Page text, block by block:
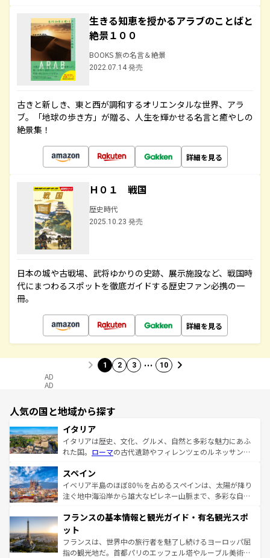
生きる知恵を授かるアラブのことばと
絶景１００
BOOKS 旅の名言＆絶景
2022.07.14 発売
古きと新しき、東と西が調和するオリエンタルな世界、アラ
ブ。「地球の歩き方」が贈る、人生を輝かせる名言と癒やしの
絶景集！
詳細を見る
Ｈ０１ 戦国
歴史時代
2025.10.23 発売
日本の城や古戦場、武将ゆかりの史跡、展示施設など、戦国時
代にまつわるスポットを徹底ガイドする歴史ファン必携の一
冊。
詳細を見る
1 2 3 … 10
AD
AD
人気の国と地域から探す
イタリア
イタリアは歴史、文化、グルメ、自然と多彩な魅力にあふ
れた国。 ローマの古代遺跡やフィレンツェのルネッサンス
ろん、トスカーナの美しい田園風景やアマルフィ海岸の絶
景など、自然景観も見逃せない。観光の合間には、本場の
ピザやパスタなど、絶品のイタリア料理を堪能することも
ませてくれるイタリアで、忘れられない旅をしてみよう！
なお、新着のイタリア情報は
しい。
スペイン
イベリア半島のほぼ80％を占めるスペインは、太陽が降り
注ぐ地中海沿岸から雄大なピレネー山脈まで、多彩な自然
文化が根付くこの国では、情熱的なフラメンコ、熱気あふ
れる闘牛、そして美味しいタパスが生活の一部となってい
る。首都マドリードの洗練された雰囲気や、バルセロナの
アートに溢れた街角から、地方では古代ローマ遺跡や中世
フランスの基本情報と観光ガイド・有名観光スポ
ット
フランスは、世界中の旅行者を魅了し続けるヨーロッパ屈
指の観光地だ。首都パリのエッフェル塔やルーブル美術館